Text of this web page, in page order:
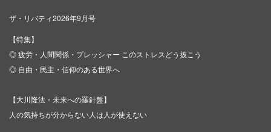
ザ・リバティ2026年9月号
【特集】
◎ 疲労・人間関係・プレッシャー このストレスどう抜こう
◎ 自由・民主・信仰のある世界へ
【大川隆法・未来への羅針盤】
人の気持ちが分からない人は人が使えない